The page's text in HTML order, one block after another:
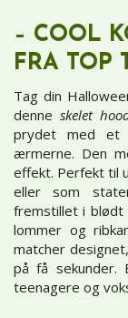
– COOL
FRA TOP
Tag din
denne skelet
prydet med et
ærmerne. Den
effekt. Perfekt til
eller som
fremstillet i blødt
lommer og
matcher
på få sekunder.
teenagere og